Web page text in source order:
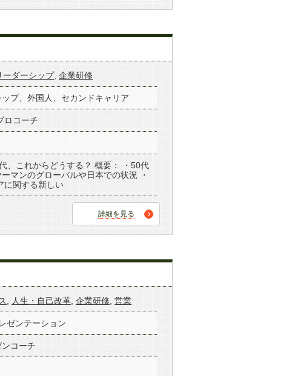
ーダーシップ, 企業研修
プ、外国人、セカンドキャリア
ロコーチ
、これからどうする？ 概要： ・50代
マンのグローバルや日本での状況 ・
に関する新しい
詳細を見る
人生・自己改革 企業研修 営業
ゼンテーション
コーチ